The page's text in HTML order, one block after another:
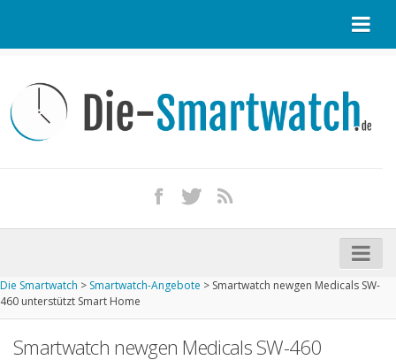
Kontakt / Tipp geben
Impressum
iPhone kaufen
Startseite
Die Smartwatch > Smartwatch-Angebote > Smartwatch newgen Medicals SW-
460 unterstützt Smart Home
Smartwatch newgen Medicals SW-460